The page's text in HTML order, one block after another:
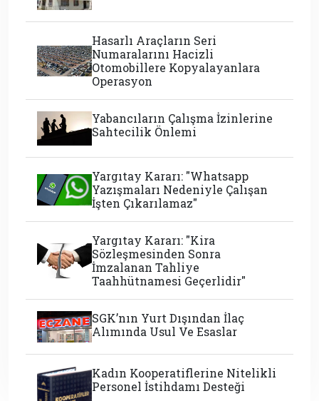
Hasarlı Araçların Seri
Numaralarını Hacizli
Otomobillere Kopyalayanlara
Operasyon
Yabancıların Çalışma İzinlerine
Sahtecilik Önlemi
Yargıtay Kararı: "Whatsapp
Yazışmaları Nedeniyle Çalışan
İşten Çıkarılamaz"
Yargıtay Kararı: "Kira
Sözleşmesinden Sonra
İmzalanan Tahliye
Taahhütnamesi Geçerlidir"
SGK’nın Yurt Dışından İlaç
Alımında Usul Ve Esaslar
Kadın Kooperatiflerine Nitelikli
Personel İstihdamı Desteği